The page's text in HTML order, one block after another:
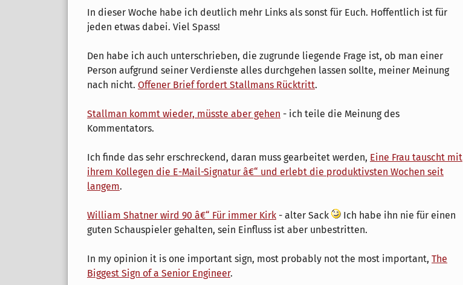
In dieser Woche habe ich deutlich mehr Links als sonst für Euch. Hoffentlich ist für
jeden etwas dabei. Viel Spass!
Den habe ich auch unterschrieben, die zugrunde liegende Frage ist, ob man einer
Person aufgrund seiner Verdienste alles durchgehen lassen sollte, meiner Meinung
nach nicht. Offener Brief fordert Stallmans Rücktritt.
Stallman kommt wieder, müsste aber gehen - ich teile die Meinung des
Kommentators.
Ich finde das sehr erschreckend, daran muss gearbeitet werden, Eine Frau tauscht mit
ihrem Kollegen die E-Mail-Signatur â€“ und erlebt die produktivsten Wochen seit
langem.
William Shatner wird 90 â€“ Für immer Kirk - alter Sack
Ich habe ihn nie für einen
guten Schauspieler gehalten, sein Einfluss ist aber unbestritten.
In my opinion it is one important sign, most probably not the most important, The
Biggest Sign of a Senior Engineer.